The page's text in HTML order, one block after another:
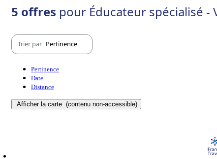
5 offres pour Éducateur spécialisé -
Trier par Pertinence
Pertinence
Date
Distance
Afficher la carte (contenu non-accessible)